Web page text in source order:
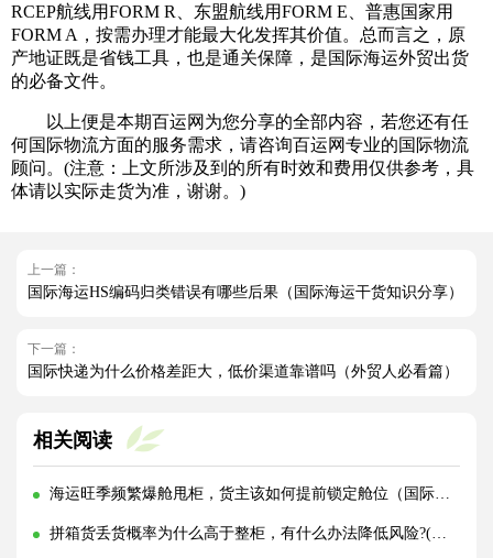
RCEP航线用FORM R、东盟航线用FORM E、普惠国家用
FORM A，按需办理才能最大化发挥其价值。总而言之，原
产地证既是省钱工具，也是通关保障，是国际海运外贸出货
的必备文件。
以上便是本期百运网为您分享的全部内容，若您还有任
何国际物流方面的服务需求，请咨询百运网专业的国际物流
顾问。(注意：上文所涉及到的所有时效和费用仅供参考，具
体请以实际走货为准，谢谢。)
上一篇：
国际海运HS编码归类错误有哪些后果（国际海运干货知识分享）
下一篇：
国际快递为什么价格差距大，低价渠道靠谱吗（外贸人必看篇）
相关阅读
海运旺季频繁爆舱甩柜，货主该如何提前锁定舱位（国际海运干货知识分享）
拼箱货丢货概率为什么高于整柜，有什么办法降低风险?(国际海运干货知识分享)